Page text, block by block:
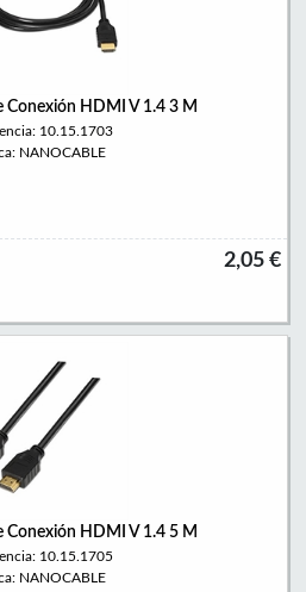
Conexión HDMI V 1.4 3 M
10.15.1703
NANOCABLE
2,05 €
Conexión HDMI V 1.4 5 M
10.15.1705
NANOCABLE